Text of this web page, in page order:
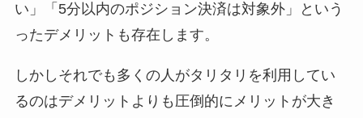
い」「5分以内のポジション決済は対象外」という
ったデメリットも存在します。
しかしそれでも多くの人がタリタリを利用してい
るのはデメリットよりも圧倒的にメリットが大き